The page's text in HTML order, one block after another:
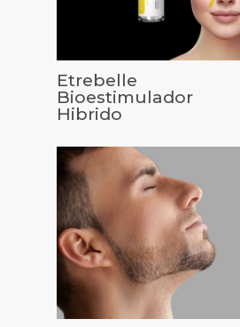
Etrebelle
Bioestimulador
Hibrido